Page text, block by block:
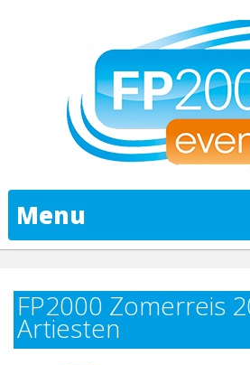
Menu
FP2000 Zomerreis
Artiesten